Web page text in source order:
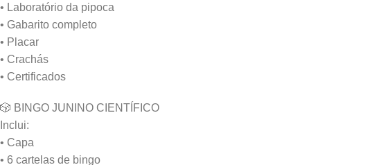
• Laboratório da pipoca
• Gabarito completo
• Placar
• Crachás
• Certificados
🎲 BINGO JUNINO CIENTÍFICO
Inclui:
• Capa
• 6 cartelas de bingo